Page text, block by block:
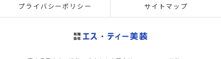
プライバシーポリシー サイトマップ